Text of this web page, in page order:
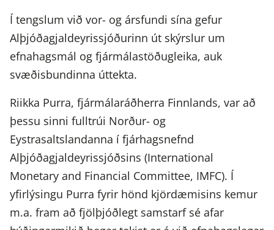
Í tengslum við vor- og ársfundi sína gefur
Alþjóðagjaldeyrissjóðurinn út skýrslur um
efnahagsmál og fjármálastöðugleika, auk
svæðisbundinna úttekta.
Riikka Purra, fjármálaráðherra Finnlands, var að
þessu sinni fulltrúi Norður- og
Eystrasaltslandanna í fjárhagsnefnd
Alþjóðagjaldeyrissjóðsins (International
Monetary and Financial Committee, IMFC). Í
yfirlýsingu Purra fyrir hönd kjördæmisins kemur
m.a. fram að fjölþjóðlegt samstarf sé afar